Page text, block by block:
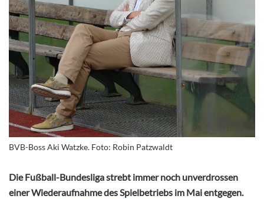
BVB-Boss Aki Watzke. Foto: Robin Patzwaldt
Die Fußball-Bundesliga strebt immer noch unverdrossen
einer Wiederaufnahme des Spielbetriebs im Mai entgegen.